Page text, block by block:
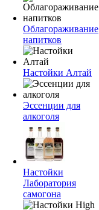
Облагораживание
напитков
Настойки Алтай
Эссенции для
алкоголя
Настойки
Лаборатория
самогона